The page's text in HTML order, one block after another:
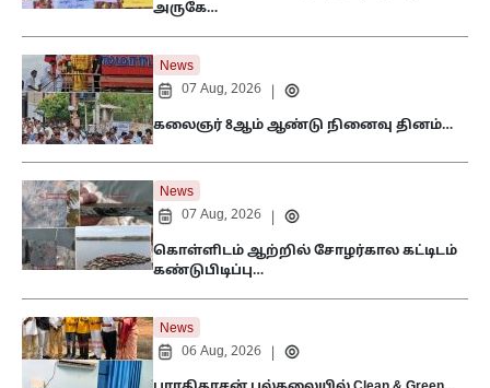
அருகே…
News
07 Aug, 2026
கலைஞர் 8ஆம் ஆண்டு நினைவு தினம்…
News
07 Aug, 2026
கொள்ளிடம் ஆற்றில் சோழர்கால கட்டிடம்
கண்டுபிடிப்பு…
News
06 Aug, 2026